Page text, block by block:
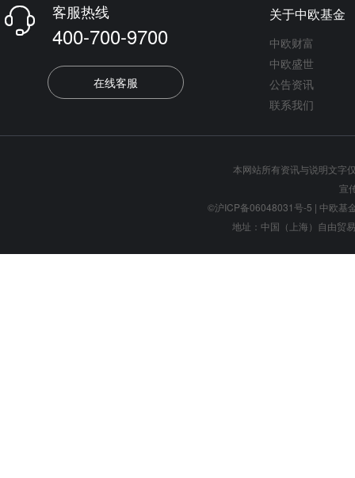
 客服热线
400-700-9700
在线客服
关于中欧基金
中欧财富
中欧盛世
公告资讯
联系我们
本网站所有资讯与说明文字
宣
©沪ICP备06048031号-5 | 中欧基
地址：中国（上海）自由贸